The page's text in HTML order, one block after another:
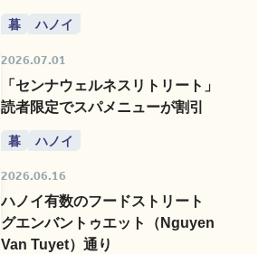
暮 ハノイ
2026.07.01
「センナウェルネスリトリート」
読者限定でスパメニューが割引
暮 ハノイ
2026.06.16
ハノイ有数のフードストリート
グエンバントゥエット（Nguyen
Van Tuyet）通り